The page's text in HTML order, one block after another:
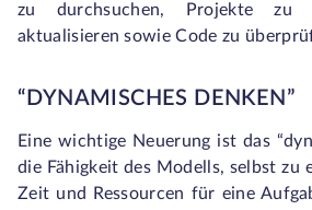
zu durchsuchen, Projekte zu
aktualisieren sowie Code zu
“DYNAMISCHES DENKEN”
Eine wichtige Neuerung ist das
die Fähigkeit des Modells, selbst zu
Zeit und Ressourcen für eine